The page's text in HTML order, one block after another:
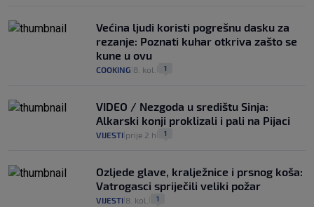
Većina ljudi koristi pogrešnu dasku za
rezanje: Poznati kuhar otkriva zašto se
kune u ovu
COOKING 8. kol. 1
VIDEO / Nezgoda u središtu Sinja:
Alkarski konji proklizali i pali na Pijaci
VIJESTI prije 2 h 1
Ozljede glave, kralježnice i prsnog koša:
Vatrogasci spriječili veliki požar
VIJESTI 8. kol. 1